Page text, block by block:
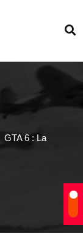
GTA 6 : La